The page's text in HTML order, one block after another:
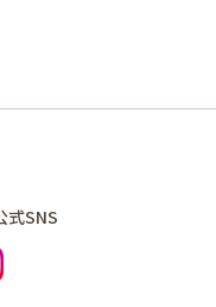
式SNS